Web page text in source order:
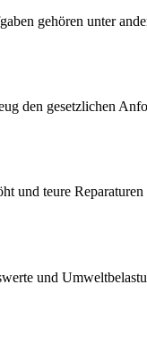
gehören unter
den gesetzlichen
und teure
und